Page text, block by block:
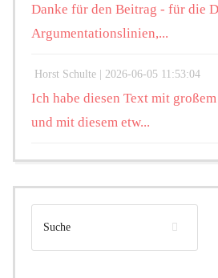
Danke für den Beitrag - für die
Argumentationslinien,...
Horst Schulte | 2026-06-05 11:53:04
Ich habe diesen Text mit
und mit diesem etw...